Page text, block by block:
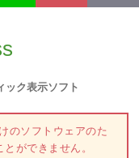
ック表示ソフト
のソフトウェアのた
ができません。